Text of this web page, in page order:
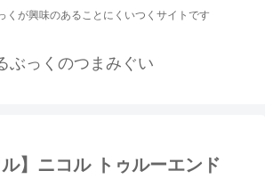
くが興味のあることにくいつくサイトです
ぶっくのつまみぐい
ル】ニコル トゥルーエンド